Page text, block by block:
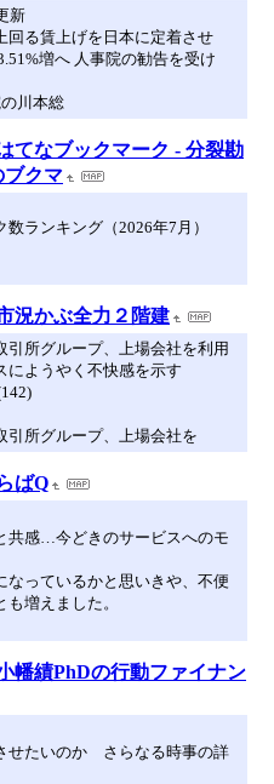
新
回る賃上げを日本に定着させ
増へ 人事院の勧告を受け
川本総
てなブックマーク - 分裂勘
クマ
ランキング（2026年7月）
況かぶ全力２階建
引所グループ、上場会社を利用
にようやく不快感を示す
引所グループ、上場会社を
ばQ
共感…今どきのサービスへのモ
なっているかと思いきや、不便
増えました。
幡績PhDの行動ファイナン
せたいのか さらなる時事の詳